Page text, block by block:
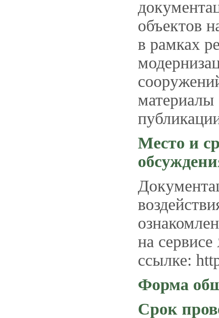
объектов
в рамках
Место и
на
ссылке:
Форма
Срок